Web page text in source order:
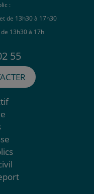
:
de 13h30 à 17h30
13h30 à 17h
55